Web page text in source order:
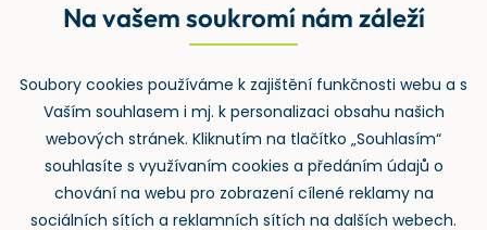
Rejstřík používaných zkratek v odpadech
Zpětný odběr
Na vašem soukromí nám záleží
Soubory cookies používáme k zajištění funkčnosti webu a s
Vaším souhlasem i mj. k personalizaci obsahu našich
webových stránek. Kliknutím na tlačítko „Souhlasím“
souhlasíte s využívaním cookies a předáním údajů o
chování na webu pro zobrazení cílené reklamy na
sociálních sítích a reklamních sítích na dalších webech.